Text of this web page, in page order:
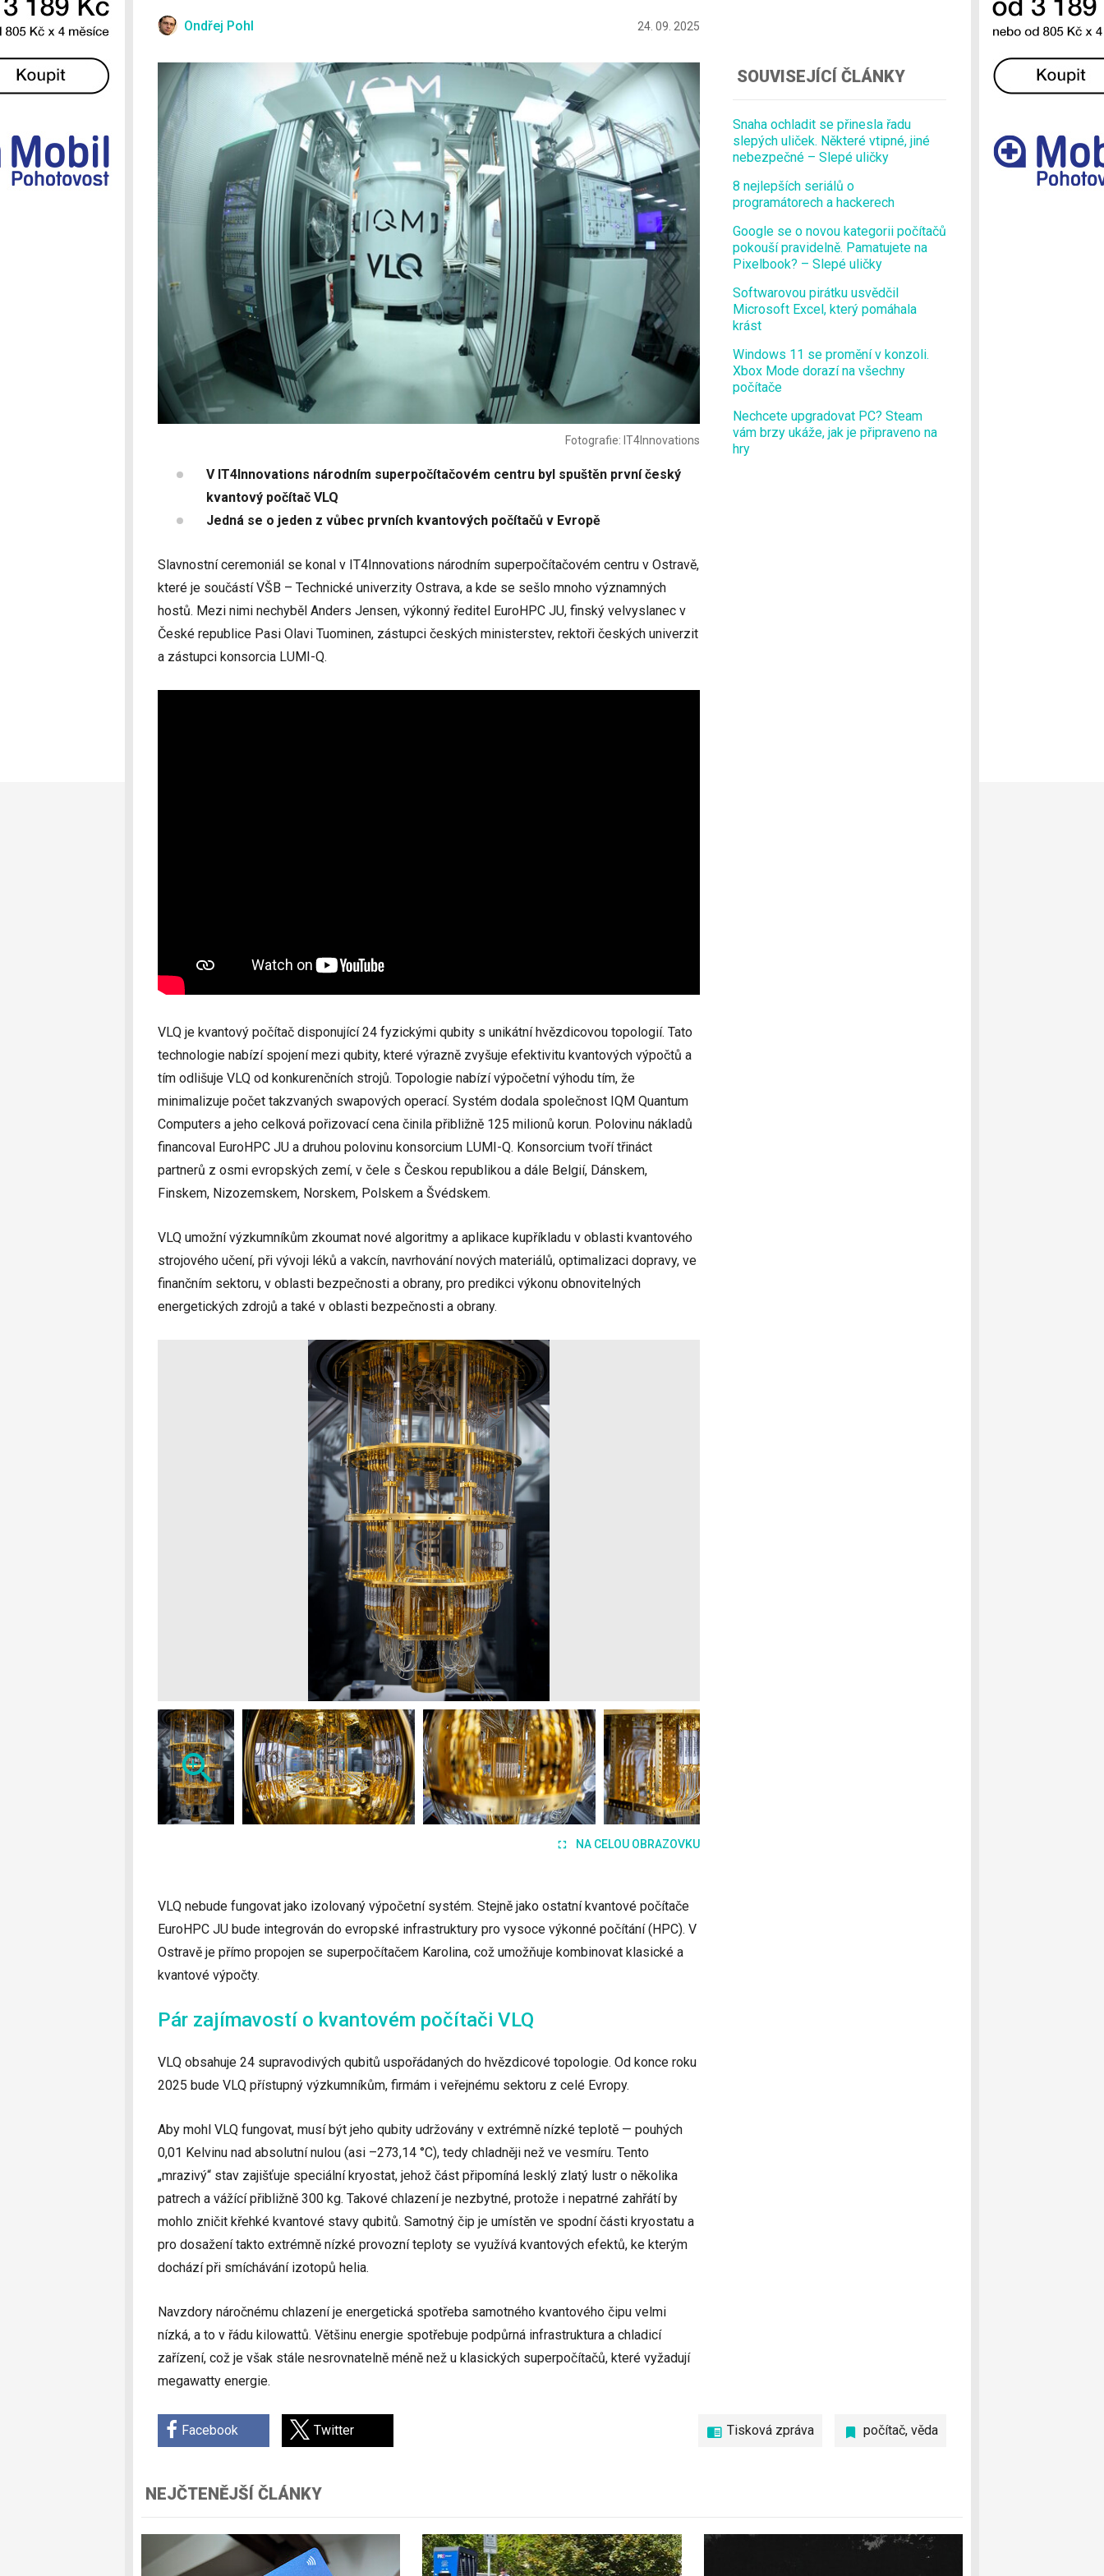
Ondřej Pohl 24. 09. 2025
Fotografie: IT4Innovations
V IT4Innovations národním superpočítačovém centru byl spuštěn první český
kvantový počítač VLQ
Jedná se o jeden z vůbec prvních kvantových počítačů v Evropě
Slavnostní ceremoniál se konal v IT4Innovations národním superpočítačovém centru v Ostravě,
které je součástí VŠB – Technické univerzity Ostrava, a kde se sešlo mnoho významných
hostů. Mezi nimi nechyběl Anders Jensen, výkonný ředitel EuroHPC JU, finský velvyslanec v
České republice Pasi Olavi Tuominen, zástupci českých ministerstev, rektoři českých univerzit
a zástupci konsorcia LUMI-Q.
VLQ je kvantový počítač disponující 24 fyzickými qubity s unikátní hvězdicovou topologií. Tato
technologie nabízí spojení mezi qubity, které výrazně zvyšuje efektivitu kvantových výpočtů a
tím odlišuje VLQ od konkurenčních strojů. Topologie nabízí výpočetní výhodu tím, že
minimalizuje počet takzvaných swapových operací. Systém dodala společnost IQM Quantum
Computers a jeho celková pořizovací cena činila přibližně 125 milionů korun. Polovinu nákladů
financoval EuroHPC JU a druhou polovinu konsorcium LUMI-Q. Konsorcium tvoří třináct
partnerů z osmi evropských zemí, v čele s Českou republikou a dále Belgií, Dánskem,
Finskem, Nizozemskem, Norskem, Polskem a Švédskem.
VLQ umožní výzkumníkům zkoumat nové algoritmy a aplikace kupříkladu v oblasti kvantového
strojového učení, při vývoji léků a vakcín, navrhování nových materiálů, optimalizaci dopravy, ve
finančním sektoru, v oblasti bezpečnosti a obrany, pro predikci výkonu obnovitelných
energetických zdrojů a také v oblasti bezpečnosti a obrany.
NA CELOU OBRAZOVKU
VLQ nebude fungovat jako izolovaný výpočetní systém. Stejně jako ostatní kvantové počítače
EuroHPC JU bude integrován do evropské infrastruktury pro vysoce výkonné počítání (HPC). V
Ostravě je přímo propojen se superpočítačem Karolina, což umožňuje kombinovat klasické a
kvantové výpočty.
Pár zajímavostí o kvantovém počítači VLQ
VLQ obsahuje 24 supravodivých qubitů uspořádaných do hvězdicové topologie. Od konce roku
2025 bude VLQ přístupný výzkumníkům, firmám i veřejnému sektoru z celé Evropy.
Aby mohl VLQ fungovat, musí být jeho qubity udržovány v extrémně nízké teplotě — pouhých
0,01 Kelvinu nad absolutní nulou (asi –273,14 °C), tedy chladněji než ve vesmíru. Tento
„mrazivý“ stav zajišťuje speciální kryostat, jehož část připomíná lesklý zlatý lustr o několika
patrech a vážící přibližně 300 kg. Takové chlazení je nezbytné, protože i nepatrné zahřátí by
mohlo zničit křehké kvantové stavy qubitů. Samotný čip je umístěn ve spodní části kryostatu a
pro dosažení takto extrémně nízké provozní teploty se využívá kvantových efektů, ke kterým
dochází při smíchávání izotopů helia.
Navzdory náročnému chlazení je energetická spotřeba samotného kvantového čipu velmi
nízká, a to v řádu kilowattů. Většinu energie spotřebuje podpůrná infrastruktura a chladicí
zařízení, což je však stále nesrovnatelně méně než u klasických superpočítačů, které vyžadují
megawatty energie.
Tisková zpráva počítač, věda
Facebook Twitter
SOUVISEJÍCÍ ČLÁNKY
Snaha ochladit se přinesla řadu
slepých uliček. Některé vtipné, jiné
nebezpečné – Slepé uličky
8 nejlepších seriálů o
programátorech a hackerech
Google se o novou kategorii počítačů
pokouší pravidelně. Pamatujete na
Pixelbook? – Slepé uličky
Softwarovou pirátku usvědčil
Microsoft Excel, který pomáhala
krást
Windows 11 se promění v konzoli.
Xbox Mode dorazí na všechny
počítače
Nechcete upgradovat PC? Steam
vám brzy ukáže, jak je připraveno na
hry
NEJČTENĚJŠÍ ČLÁNKY